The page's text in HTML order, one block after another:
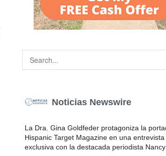
Noticias Newswire
La Dra. Gina Goldfeder protagoniza la
Hispanic Target Magazine en una entrevista
exclusiva con la destacada periodista